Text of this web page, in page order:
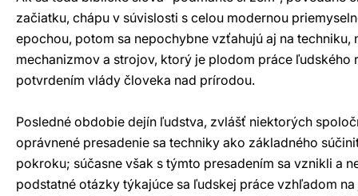
začiatku, chápu v súvislosti s celou modernou
epochou, potom sa nepochybne vzťahujú aj na techniku,
mechanizmov a strojov, ktorý je plodom práce ľudského
potvrdením vlády človeka nad prírodou.
Posledné obdobie dejín ľudstva, zvlášť niektorých
oprávnené presadenie sa techniky ako základného
pokroku; súčasne však s týmto presadením sa vznikli a
podstatné otázky týkajúce sa ľudskej práce vzhľadom